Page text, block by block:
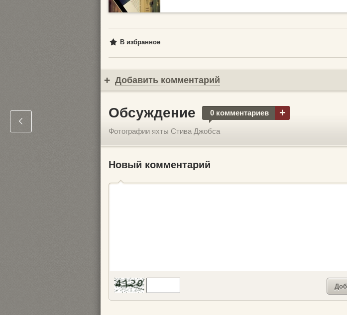
В избранное
Добавить комментарий
Обсуждение 0 комментариев +
Фотографии яхты Стива Джобса
Новый комментарий